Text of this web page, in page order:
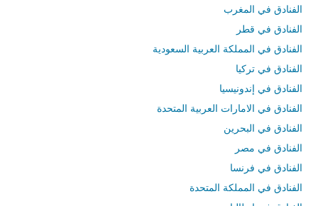
الفنادق في المغرب
الفنادق في قطر
الفنادق في المملكة العربية السعودية
الفنادق في تركيا
الفنادق في إندونيسيا
الفنادق في الامارات العربية المتحدة
الفنادق في البحرين
الفنادق في مصر
الفنادق في فرنسا
الفنادق في المملكة المتحدة